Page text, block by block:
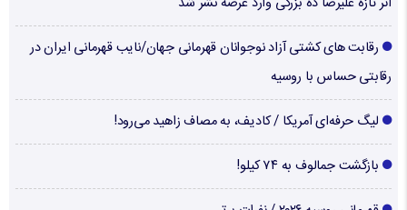
رقابت های کشتی آزاد نوجوانان قهرمانی جهان/نایب قهرمانی ایران در
رقابتی حساس با روسیه
لیگ حرفه‌ای آمریکا / کادیف، به مصاف زاهید می‌رود!
بازگشت جمالوف به ۷۴ کیلو!